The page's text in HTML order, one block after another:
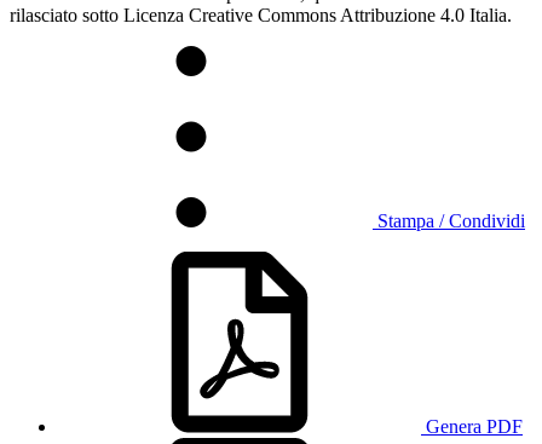
rilasciato sotto Licenza Creative Commons Attribuzione 4.0 Italia.
Stampa / Condividi
Genera PDF